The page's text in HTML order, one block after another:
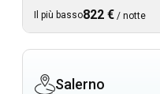
Il più basso822 € / notte
Salerno